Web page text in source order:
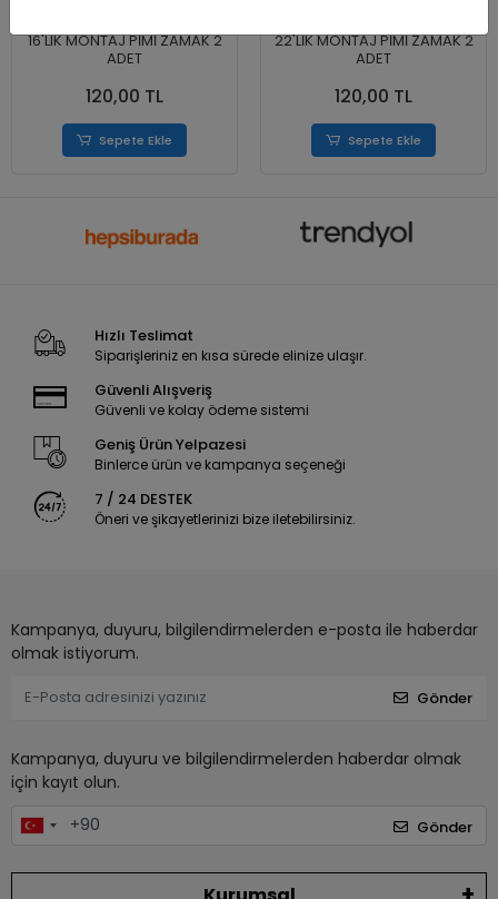
16'LIK MONTAJ PİMİ ZAMAK 2
ADET
120,00 TL
Sepete Ekle
22'LİK MONTAJ PİMİ ZAMAK 2
ADET
120,00 TL
Sepete Ekle
Hızlı Teslimat
Siparişleriniz en kısa sürede elinize ulaşır.
Güvenli Alışveriş
Güvenli ve kolay ödeme sistemi
Geniş Ürün Yelpazesi
Binlerce ürün ve kampanya seçeneği
7 / 24 DESTEK
Öneri ve şikayetlerinizi bize iletebilirsiniz.
Kampanya, duyuru, bilgilendirmelerden e-posta ile haberdar
olmak istiyorum.
Gönder
Kampanya, duyuru ve bilgilendirmelerden haberdar olmak
için kayıt olun.
Gönder